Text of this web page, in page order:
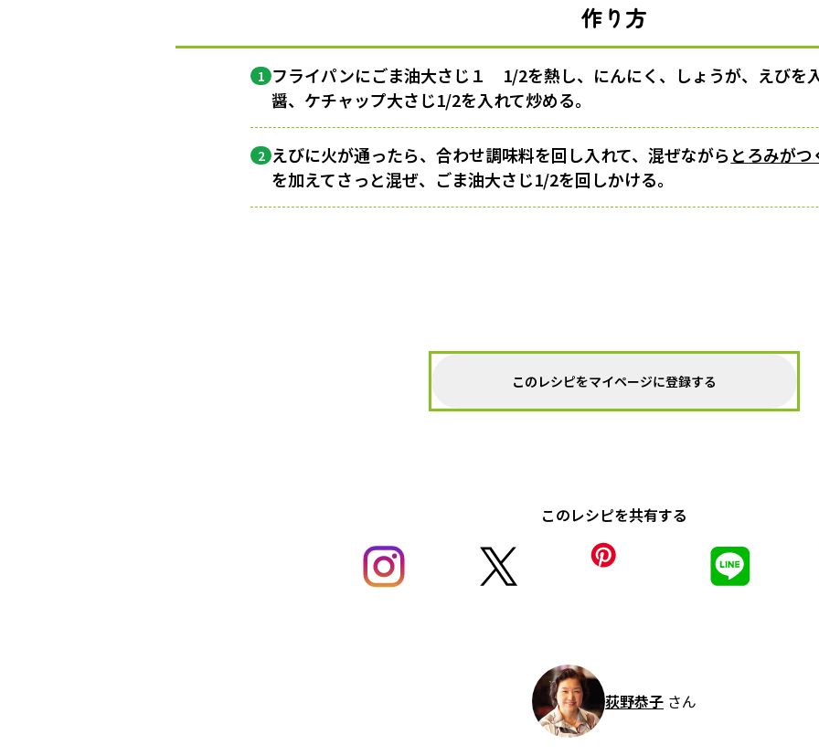
作り方
1 フライパンにごま油大さじ１ 1/2を熱し、にんにく、しょうが、えびを
醤、ケチャップ大さじ1/2を入れて炒める。
2 えびに火が通ったら、合わせ調味料を回し入れて、混ぜながらとろみがつ
を加えてさっと混ぜ、ごま油大さじ1/2を回しかける。
このレシピをマイページに登録する
このレシピを共有する
荻野恭子 さん